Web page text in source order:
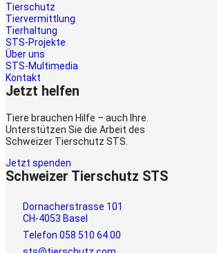
Tierschutz
Tiervermittlung
Tierhaltung
STS-Projekte
Über uns
STS-Multimedia
Kontakt
Jetzt helfen
Tiere brauchen Hilfe – auch Ihre.
Unterstützen Sie die Arbeit des
Schweizer Tierschutz STS.
Jetzt spenden
Schweizer Tierschutz STS
Dornacherstrasse 101
CH-4053 Basel
Telefon 058 510 64 00